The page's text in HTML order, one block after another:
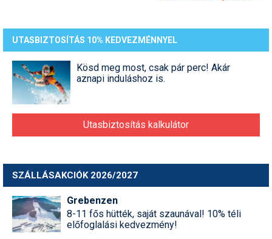
UTASBIZTOSÍTÁS 10% KEDVEZMÉNNYEL
Kösd meg most, csak pár perc! Akár
aznapi induláshoz is.
Utasbiztosítás kalkulátor
SZÁLLÁSAKCIÓK 2026/2027
Grebenzen
8-11 fős hütték, saját szaunával! 10% téli
előfoglalási kedvezmény!